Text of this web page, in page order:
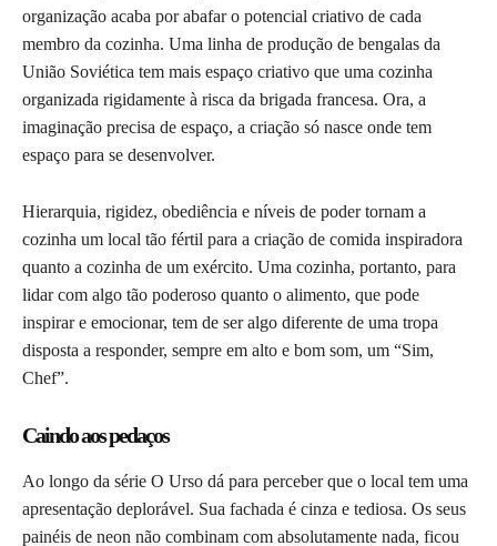
organização acaba por abafar o potencial criativo de cada
membro da cozinha. Uma linha de produção de bengalas da
União Soviética tem mais espaço criativo que uma cozinha
organizada rigidamente à risca da brigada francesa. Ora, a
imaginação precisa de espaço, a criação só nasce onde tem
espaço para se desenvolver.
Hierarquia, rigidez, obediência e níveis de poder tornam a
cozinha um local tão fértil para a criação de comida inspiradora
quanto a cozinha de um exército. Uma cozinha, portanto, para
lidar com algo tão poderoso quanto o alimento, que pode
inspirar e emocionar, tem de ser algo diferente de uma tropa
disposta a responder, sempre em alto e bom som, um “Sim,
Chef”.
Caindo aos pedaços
Ao longo da série O Urso dá para perceber que o local tem uma
apresentação deplorável. Sua fachada é cinza e tediosa. Os seus
painéis de neon não combinam com absolutamente nada, ficou